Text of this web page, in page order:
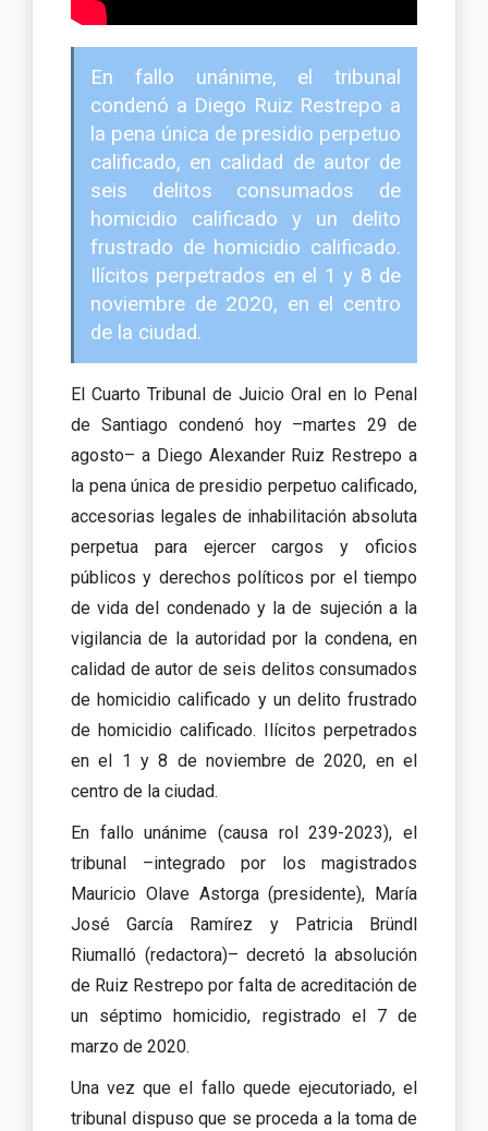
En fallo unánime, el tribunal
condenó a Diego Ruiz Restrepo a
la pena única de presidio perpetuo
calificado, en calidad de autor de
seis delitos consumados de
homicidio calificado y un delito
frustrado de homicidio calificado.
Ilícitos perpetrados en el 1 y 8 de
noviembre de 2020, en el centro
de la ciudad.
El Cuarto Tribunal de Juicio Oral en lo Penal
de Santiago condenó hoy –martes 29 de
agosto– a Diego Alexander Ruiz Restrepo a
la pena única de presidio perpetuo calificado,
accesorias legales de inhabilitación absoluta
perpetua para ejercer cargos y oficios
públicos y derechos políticos por el tiempo
de vida del condenado y la de sujeción a la
vigilancia de la autoridad por la condena, en
calidad de autor de seis delitos consumados
de homicidio calificado y un delito frustrado
de homicidio calificado. Ilícitos perpetrados
en el 1 y 8 de noviembre de 2020, en el
centro de la ciudad.
En fallo unánime (causa rol 239-2023), el
tribunal –integrado por los magistrados
Mauricio Olave Astorga (presidente), María
José García Ramírez y Patricia Bründl
Riumalló (redactora)– decretó la absolución
de Ruiz Restrepo por falta de acreditación de
un séptimo homicidio, registrado el 7 de
marzo de 2020.
Una vez que el fallo quede ejecutoriado, el
tribunal dispuso que se proceda a la toma de